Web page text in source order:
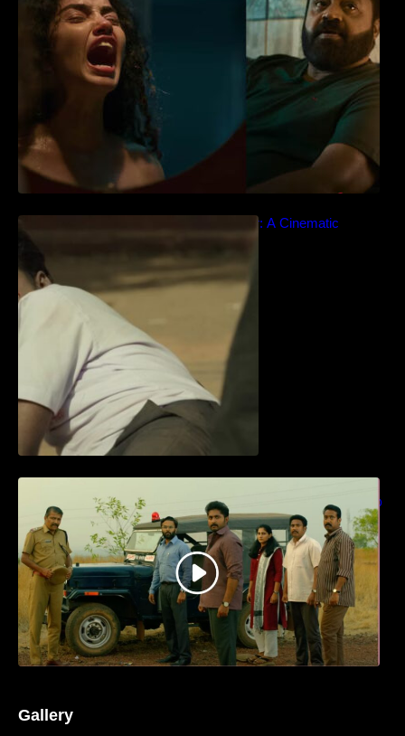
Idiyan Chandhu – Teaser: A Cinematic
എത്തുന്ന “പാർട്നെർസ്” പ്രേക്ഷക ശ്രദ്ധ
നേടിയ ടീസർ കാണാം..
Gallery